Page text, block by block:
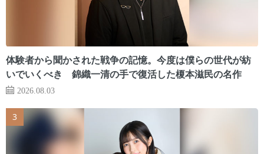
体験者から聞かされた戦争の記憶。今度は僕らの世代が紡
いでいくべき 錦織一清の手で復活した榎本滋民の名作
2026.08.03